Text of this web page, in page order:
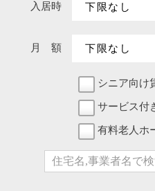
入居時
月 額
シニア向け
サービス付
有料老人ホ